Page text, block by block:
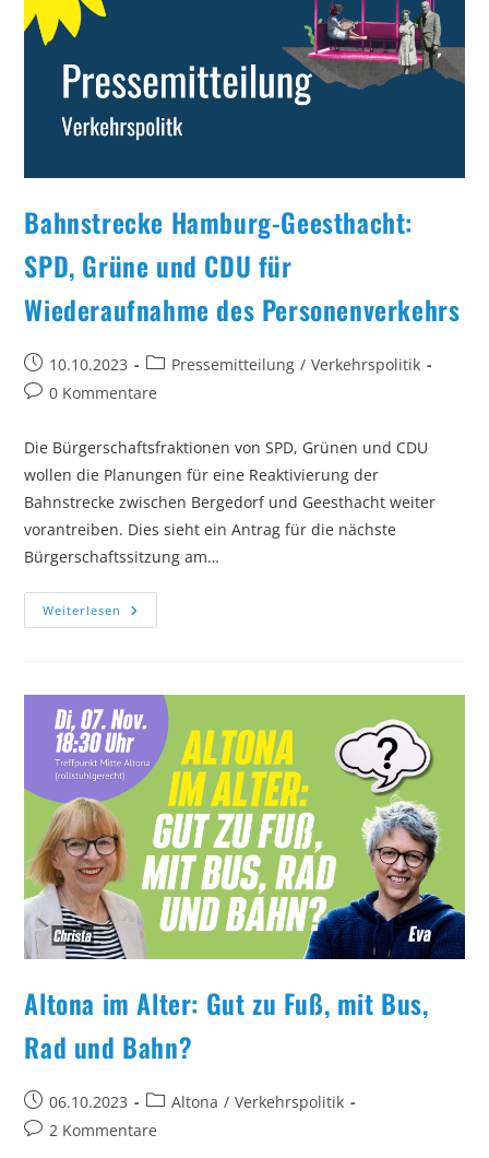
Bahnstrecke Hamburg-Geesthacht:
SPD, Grüne und CDU für
Wiederaufnahme des Personenverkehrs
Beitrag
veröffentlicht:
10.10.2023
Beitrags-
Kategorie:
Pressemitteilung / Verkehrspolitik
Beitrags-
0 Kommentare
Die Bürgerschaftsfraktionen von SPD, Grünen und CDU
wollen die Planungen für eine Reaktivierung der
Bahnstrecke zwischen Bergedorf und Geesthacht weiter
vorantreiben. Dies sieht ein Antrag für die nächste
Bürgerschaftssitzung am…
Weiterlesen Bahnstrecke
Hamburg-
CDU
Für
Wiederaufnahme
Des
Personenverkehrs
Altona im Alter: Gut zu Fuß, mit Bus,
Rad und Bahn?
Beitrag
veröffentlicht:
06.10.2023
Beitrags-
Kategorie:
Altona / Verkehrspolitik
Beitrags-
2 Kommentare